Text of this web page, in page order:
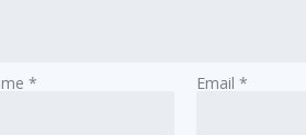
* Email*